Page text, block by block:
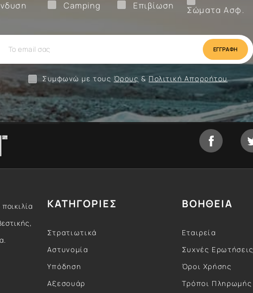
Σώματα Ασφ.
Επιβίωση
Επιβίωση
Camping
Camping
Ένδυση
Συμφωνώ με τους Όρους & Πολιτική Απορρήτου
Facebook
ΚΑΤΗΓΟΡΙΕΣ
Στρατιωτικά
Αστυνομία
Υπόδηση
Αξεσουάρ
ΒΟΗΘΕΙΑ
Εταιρεία
Συχνές Ερωτήσεις
Όροι Χρήσης
Τρόποι Πληρωμής